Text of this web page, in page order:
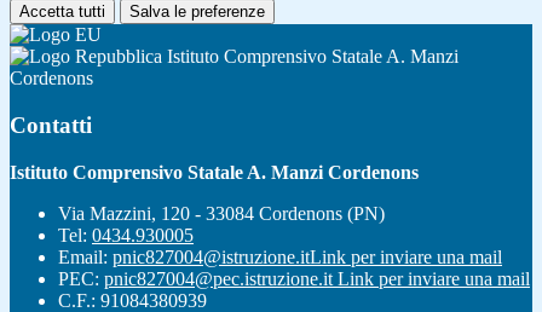
Accetta tutti Salva le preferenze
Istituto Comprensivo Statale A. Manzi
Cordenons
Contatti
Istituto Comprensivo Statale A. Manzi Cordenons
Via Mazzini, 120 - 33084 Cordenons (PN)
Tel: 0434.930005
Email: pnic827004@istruzione.itLink per inviare una mail
PEC: pnic827004@pec.istruzione.it Link per inviare una mail
C.F.: 91084380939